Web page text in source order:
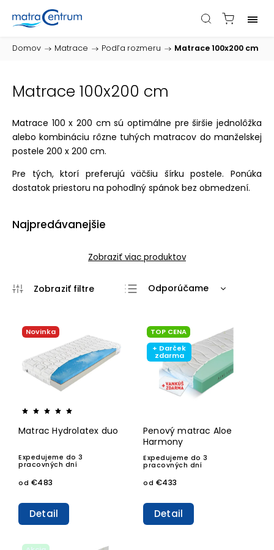
Domov / Matrace / Podľa rozmeru / Matrace 100x200 cm
Matrace 100x200 cm
Matrace 100 x 200 cm sú optimálne pre širšie jednolôžka
alebo kombináciu rôzne tuhých matracov do manželskej
postele 200 x 200 cm.
Pre tých, ktorí preferujú väčšiu šírku postele. Ponúka
dostatok priestoru na pohodlný spánok bez obmedzení.
Najpredávanejšie
Zobraziť viac produktov
Odporúčame
Najdrahšie
Najpredávanejšie
Abecedne
Novinka
Matrac Hydrolatex duo
Expedujeme do 3
pracovných dní
od €483
Detail
TOP CENA
+ Darček
zdarma
Penový matrac Aloe
Harmony
Expedujeme do 3
pracovných dní
od €433
Detail